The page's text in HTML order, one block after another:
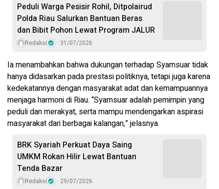
Peduli Warga Pesisir Rohil, Ditpolairud
Polda Riau Salurkan Bantuan Beras
dan Bibit Pohon Lewat Program JALUR
Redaksi 31/07/2026
Ia menambahkan bahwa dukungan terhadap Syamsuar tidak
hanya didasarkan pada prestasi politiknya, tetapi juga karena
kedekatannya dengan masyarakat adat dan kemampuannya
menjaga harmoni di Riau. “Syamsuar adalah pemimpin yang
peduli dan merakyat, serta mampu mendengarkan aspirasi
masyarakat dari berbagai kalangan,” jelasnya.
BRK Syariah Perkuat Daya Saing
UMKM Rokan Hilir Lewat Bantuan
Tenda Bazar
Redaksi 29/07/2026